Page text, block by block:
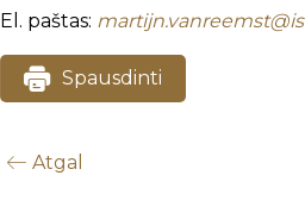
El. paštas:
Spausdinti
Atgal